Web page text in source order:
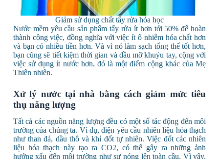
Giảm sử dụng chất tẩy rửa hóa học
Nước mềm yêu cầu sản phẩm tẩy rửa ít hơn tới 50% để hoàn
thành công việc, đồng nghĩa với việc ít ô nhiễm hóa chất hơn
và bạn có nhiều tiền hơn. Và vì nó làm sạch tổng thể tốt hơn,
bạn cũng sẽ tiết kiệm thời gian và dầu mỡ khuỷu tay, cộng với
việc sử dụng ít nước hơn, đó là một điểm cộng khác của Mẹ
Thiên nhiên.
Xử lý nước tại nhà bằng cách giảm mức tiêu
thụ năng lượng
Tất cả các nguồn năng lượng đều có một số tác động đến môi
trường của chúng ta. Ví dụ, điện yêu cầu nhiên liệu hóa thạch
như than đá, dầu thô và khí đốt tự nhiên. Việc đốt các nhiên
liệu hóa thạch này tạo ra CO2, có thể gây ra những ảnh
hưởng xấu đến môi trường như sự nóng lên toàn cầu. Vì vậy,